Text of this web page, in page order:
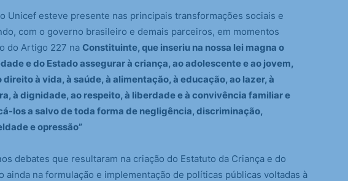
Unicef esteve presente nas principais transformações sociais e
com o governo brasileiro e demais parceiros, em momentos
do Artigo 227 na Constituinte, que inseriu na nossa lei magna o
e do Estado assegurar à criança, ao adolescente e ao jovem,
à vida, à saúde, à alimentação, à educação, ao lazer, à
à dignidade, ao respeito, à liberdade e à convivência familiar e
los a salvo de toda forma de negligência, discriminação,
e opressão”
debates que resultaram na criação do Estatuto da Criança e do
ainda na formulação e implementação de políticas públicas voltadas à